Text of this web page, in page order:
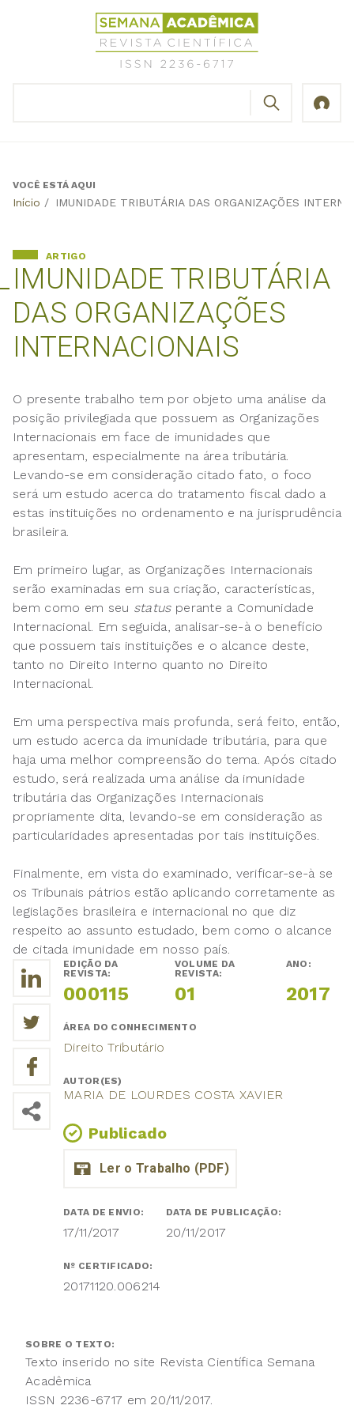
Revista
Científica
Semana
Back
VOCÊ ESTÁ AQUI
Início / IMUNIDADE TRIBUTÁRIA DAS ORGANIZAÇÕES
IMUNIDADE TRIBUTÁRIA
DAS ORGANIZAÇÕES
INTERNACIONAIS
ARTIGO
O presente trabalho tem por objeto uma análise da
posição privilegiada que possuem as Organizações
Internacionais em face de imunidades que
apresentam, especialmente na área tributária.
Levando-se em consideração citado fato, o foco
será um estudo acerca do tratamento fiscal dado a
estas instituições no ordenamento e na jurisprudência
brasileira.
Em primeiro lugar, as Organizações Internacionais
serão examinadas em sua criação, características,
bem como em seu statusperante a Comunidade
Internacional. Em seguida, analisar-se-à o benefício
que possuem tais instituições e o alcance deste,
tanto no Direito Interno quanto no Direito
Internacional.
Em uma perspectiva mais profunda, será feito, então,
um estudo acerca da imunidade tributária, para que
haja uma melhor compreensão do tema. Após citado
estudo, será realizada uma análise da imunidade
tributária das Organizações Internacionais
propriamente dita, levando-se em consideração as
particularidades apresentadas por tais instituições.
Finalmente, em vista do examinado, verificar-se-à se
os Tribunais pátrios estão aplicando corretamente as
legislações brasileira e internacional no que diz
respeito ao assunto estudado, bem como o alcance
de citada imunidade em nosso país.
EDIÇÃO DA
REVISTA:
000115
VOLUME DA
REVISTA:
01
ANO:
2017
ÁREA DO CONHECIMENTO
Direito Tributário
AUTOR(ES)
MARIA DE LOURDES COSTA XAVIER
Publicado
DATA DE ENVIO:
17/11/2017
DATA DE PUBLICAÇÃO:
20/11/2017
Nº CERTIFICADO:
20171120.006214
SOBRE O TEXTO:
Texto inserido no site Revista Científica Semana
Acadêmica
ISSN 2236-6717 em 20/11/2017.